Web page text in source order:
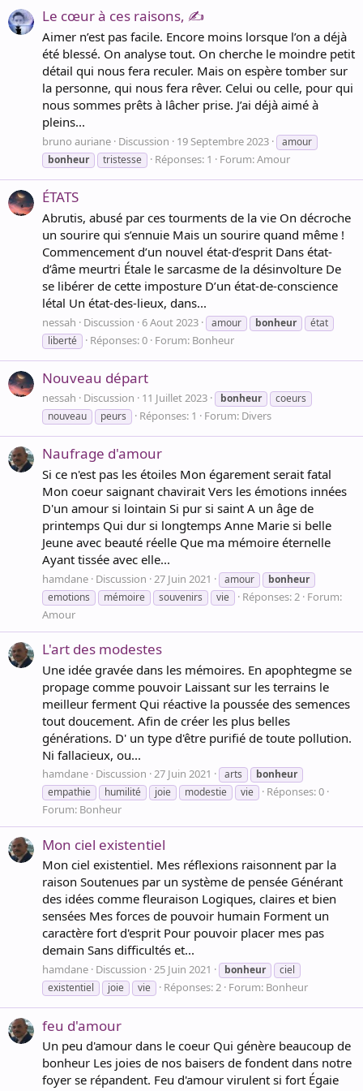
Le cœur à ces raisons, ✍️
Aimer n’est pas facile. Encore moins lorsque l’on a déjà
été blessé. On analyse tout. On cherche le moindre petit
détail qui nous fera reculer. Mais on espère tomber sur
la personne, qui nous fera rêver. Celui ou celle, pour qui
nous sommes prêts à lâcher prise. J’ai déjà aimé à
pleins...
bruno auriane Discussion 19 Septembre 2023
amour
bonheur
tristesse Réponses: 1 Forum:Amour
ÉTATS
Abrutis, abusé par ces tourments de la vie On décroche
un sourire qui s’ennuie Mais un sourire quand même !
Commencement d’un nouvel état-d’esprit Dans état-
d’âme meurtri Étale le sarcasme de la désinvolture De
se libérer de cette imposture D’un état-de-conscience
létal Un état-des-lieux, dans...
nessah Discussion 6 Aout 2023 amour bonheur
état
liberté
Réponses: 0 Forum: Bonheur
Nouveau départ
nessah Discussion 11 Juillet 2023 bonheur
coeurs
nouveau
peurs Réponses: 1 Forum: Divers
Naufrage d'amour
Si ce n'est pas les étoiles Mon égarement serait fatal
Mon coeur saignant chavirait Vers les émotions innées
D'un amour si lointain Si pur si saint A un âge de
printemps Qui dur si longtemps Anne Marie si belle
Jeune avec beauté réelle Que ma mémoire éternelle
Ayant tissée avec elle...
hamdane Discussion 27 Juin 2021 amour
bonheur
emotions
mémoire souvenirs vie Réponses: 2 Forum:
Amour
L'art des modestes
Une idée gravée dans les mémoires. En apophtegme se
propage comme pouvoir Laissant sur les terrains le
meilleur ferment Qui réactive la poussée des semences
tout doucement. Afin de créer les plus belles
générations. D' un type d'être purifié de toute pollution.
Ni fallacieux, ou...
hamdane Discussion 27 Juin 2021 arts
bonheur
empathie
humilité joie modestie vie
Réponses: 0
Forum: Bonheur
Mon ciel existentiel
Mon ciel existentiel. Mes réflexions raisonnent par la
raison Soutenues par un système de pensée Générant
des idées comme fleuraison Logiques, claires et bien
sensées Mes forces de pouvoir humain Forment un
caractère fort d'esprit Pour pouvoir placer mes pas
demain Sans difficultés et...
hamdane Discussion 25 Juin 2021 bonheur
ciel
existentiel
joie vie Réponses: 2 Forum: Bonheur
feu d'amour
Un peu d'amour dans le coeur Qui génère beaucoup de
bonheur Les joies de nos baisers de fondent dans notre
foyer se répandent. Feu d'amour virulent si fort Égaie